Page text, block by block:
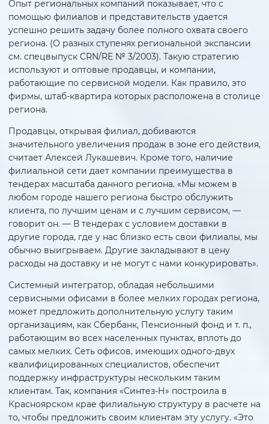
Опыт региональных компаний показывает, что с
помощью филиалов и представительств удается
успешно решить задачу более полного охвата своего
региона. (О разных ступенях региональной экспансии
см. спецвыпуск CRN/RE № 3/2003). Такую стратегию
используют и оптовые продавцы, и компании,
работающие по сервисной модели. Как правило, это
фирмы, штаб-квартира которых расположена в столице
региона.
Продавцы, открывая филиал, добиваются
значительного увеличения продаж в зоне его действия,
считает Алексей Лукашевич. Кроме того, наличие
филиальной сети дает компании преимущества в
тендерах масштаба данного региона. «Мы можем в
любом городе нашего региона быстро обслужить
клиента, по лучшим ценам и с лучшим сервисом, —
говорит он. — В тендерах с условием доставки в
другие города, где у нас близко есть свои филиалы, мы
обычно выигрываем. Другие закладывают в цену
расходы на доставку и не могут с нами конкурировать».
Системный интегратор, обладая небольшими
сервисными офисами в более мелких городах региона,
может предложить дополнительную услугу таким
организациям, как Сбербанк, Пенсионный фонд и т. п.,
работающим во всех населенных пунктах, вплоть до
самых мелких. Сеть офисов, имеющих одного-двух
квалифицированных специалистов, обеспечит
поддержку инфраструктуры нескольким таким
клиентам. Так, компания «Синтез-Н» построила в
Красноярском крае филиальную структуру в расчете на
то, чтобы предложить своим клиентам эту услугу. «Это